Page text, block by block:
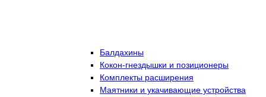
Балдахины
Кокон-гнездышки и позиционеры
Комплекты расширения
Маятники и укачивающие устройства